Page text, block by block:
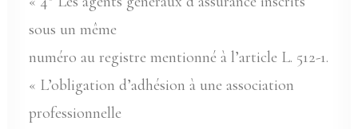
sous un même
numéro au registre mentionné à l’article L. 512-1.
« L’obligation d’adhésion à une association
professionnelle